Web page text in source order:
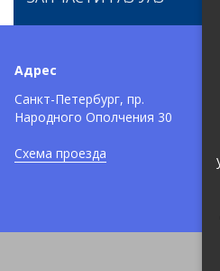
Адрес
Санкт-Петербург, пр.
Народного Ополчения 30
Схема проезда